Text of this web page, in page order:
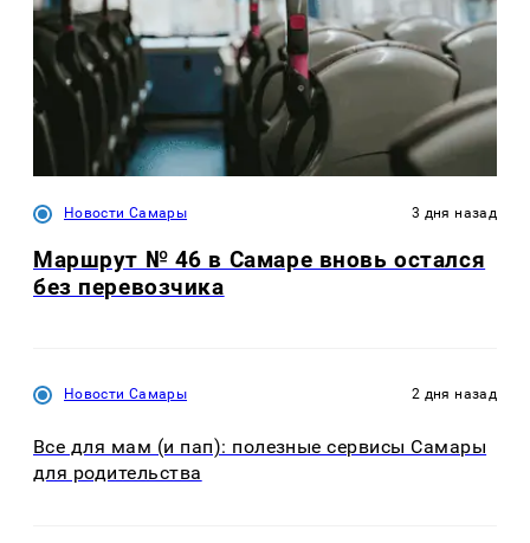
Новости Самары 3 дня назад
Маршрут № 46 в Самаре вновь остался
без перевозчика
Новости Самары 2 дня назад
Все для мам (и пап): полезные сервисы Самары
для родительства